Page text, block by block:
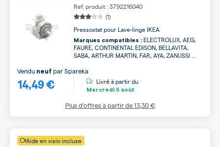
Ref. produit : 3792216040
(1)
Pressostat pour Lave-linge IKEA
Marques compatibles : ELECTROLUX, AEG,
FAURE, CONTINENTAL EDISON, BELLAVITA,
SABA, ARTHUR MARTIN, FAR, AYA, ZANUSSI ...
14,49 €
Vendu neuf parSpareka
Livré à partir du
Mercredi 5 août
Plus d’offres à partir de13,30 €
Aide en visio incluse